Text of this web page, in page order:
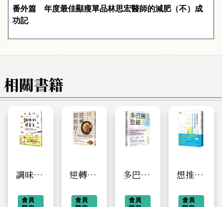
番外篇 年度最佳顯瘦單品林思宏醫師的減肥（不）成
功記
相關書籍
調味料
法：兩
會員
逆轉脂
肝臟名
會員
多巴胺
為什麼
會員
想推薦
母，自
會員